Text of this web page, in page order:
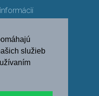
služieb
údajov
PL